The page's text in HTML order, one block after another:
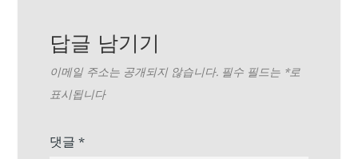
답글 남기기
이메일 주소는 공개되지 않습니다. 필수 필드는 *로
표시됩니다
댓글*